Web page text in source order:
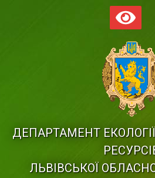
ДЕПАРТАМЕНТ
ЛЬВІВСЬКОЇ